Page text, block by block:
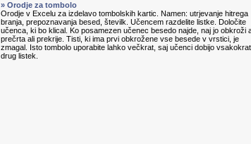
» Orodje za tombolo
Orodje v Excelu za izdelavo tombolskih kartic. Namen: utrjevanje hitrega
branja, prepoznavanja besed, številk. Učencem razdelite listke. Določite
učenca, ki bo klical. Ko posamezen učenec besedo najde, naj jo obkroži
prečrta ali prekrije. Tisti, ki ima prvi obkrožene vse besede v vrstici, je
zmagal. Isto tombolo uporabite lahko večkrat, saj učenci dobijo vsakokrat
drug listek.